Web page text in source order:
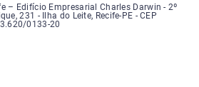
Edifício Empresarial Charles Darwin,
– Edifício Empresarial Charles Darwin - 2º
231 - Ilha do Leite, Recife-PE - CEP
0133-20